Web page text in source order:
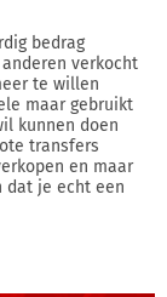
bedrag
verkocht
te willen
maar gebruikt
kunnen doen
transfers
en maar
dat je echt een